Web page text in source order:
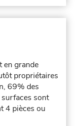
en grande
propriétaires
69% des
sont
4 pièces ou